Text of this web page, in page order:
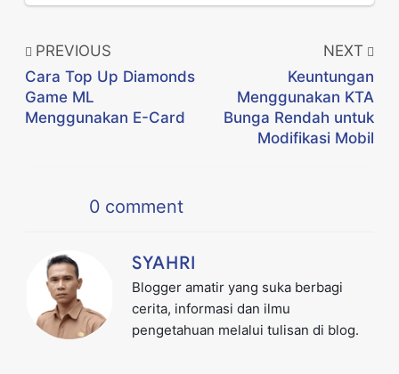
NEXT
Keuntungan
Menggunakan KTA
Bunga Rendah untuk
Modifikasi Mobil
PREVIOUS
Cara Top Up Diamonds
Game ML
Menggunakan E-Card
0 comment
SYAHRI
Blogger amatir yang suka berbagi
cerita, informasi dan ilmu
pengetahuan melalui tulisan di blog.